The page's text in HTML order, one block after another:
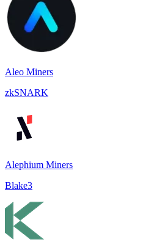
Aleo Miners
zkSNARK
Alephium Miners
Blake3